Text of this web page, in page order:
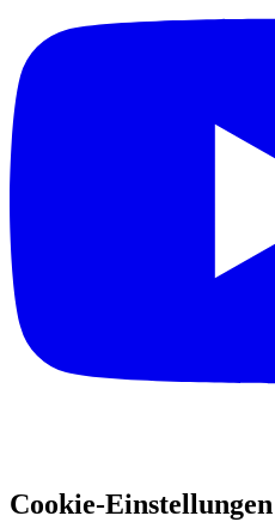
Cookie-Einstellungen